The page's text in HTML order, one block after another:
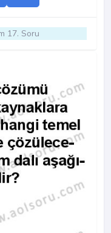
17. Soru